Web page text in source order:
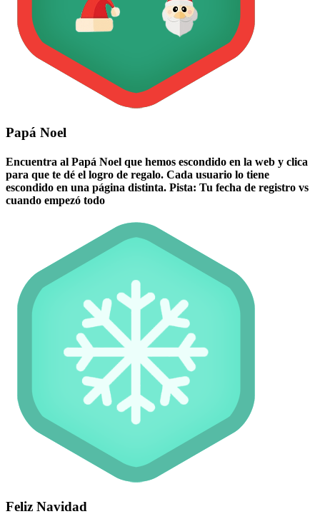
Papá Noel
Encuentra al Papá Noel que hemos escondido en la web y clica
para que te dé el logro de regalo. Cada usuario lo tiene
escondido en una página distinta. Pista: Tu fecha de registro vs
cuando empezó todo
Feliz Navidad